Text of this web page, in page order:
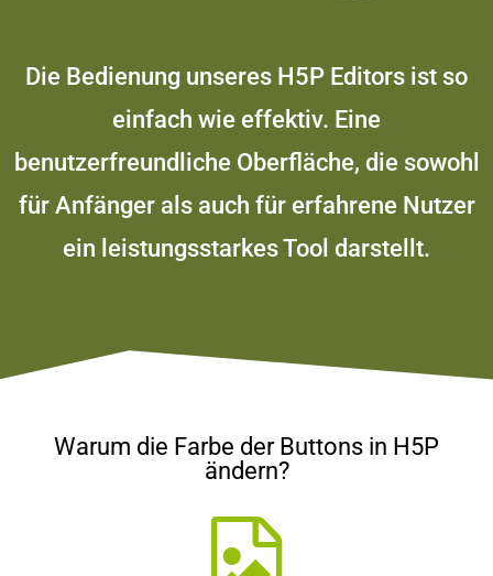
Die Bedienung unseres H5P Editors ist so
einfach wie effektiv. Eine
benutzerfreundliche Oberfläche, die sowohl
für Anfänger als auch für erfahrene Nutzer
ein leistungsstarkes Tool darstellt.
Warum die Farbe der Buttons in H5P
ändern?​